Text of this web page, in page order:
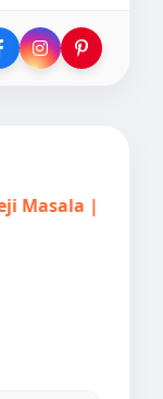
Masala |